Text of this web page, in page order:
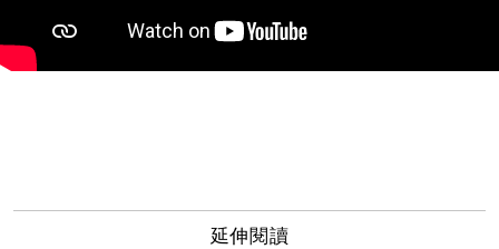
延伸閱讀